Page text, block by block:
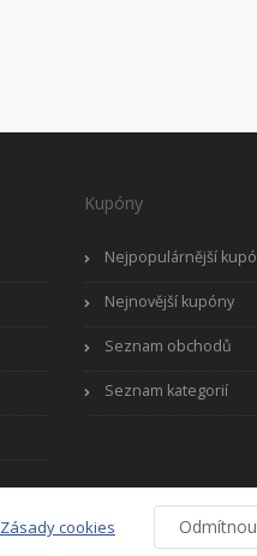
Kupóny
Nejpopulárnější
Nejnovější kupóny
Seznam obchodů
Seznam kategorií
Zásady cookies